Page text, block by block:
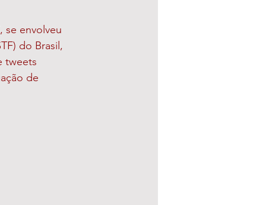
se envolveu
do Brasil,
tweets
de